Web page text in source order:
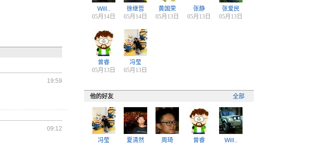
19:59
09:12
Will..
05月14日
徐继哲
05月14日
黄国荣
05月13日
张静
05月13日
张爱民
05月13日
曾睿
05月13日
冯莹
05月13日
全部
他的好友
冯莹 夏清然 周琦 曾睿 Will..